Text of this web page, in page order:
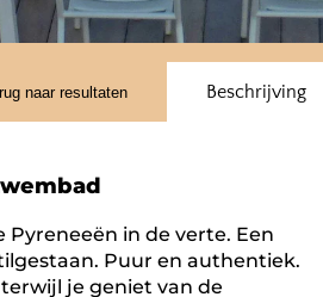
naar resultaten Beschrijving
in de verte. Een
Puur en authentiek.
je geniet van de